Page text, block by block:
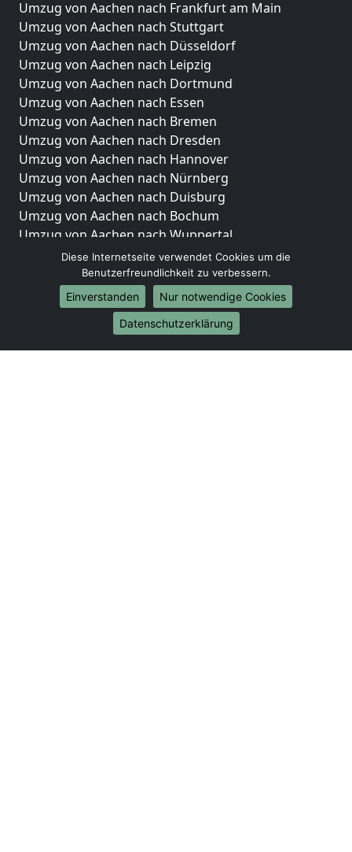
Umzug von Aachen nach Frankfurt am Main
Umzug von Aachen nach Stuttgart
Umzug von Aachen nach Düsseldorf
Umzug von Aachen nach Leipzig
Umzug von Aachen nach Dortmund
Umzug von Aachen nach Essen
Umzug von Aachen nach Bremen
Umzug von Aachen nach Dresden
Umzug von Aachen nach Hannover
Umzug von Aachen nach Nürnberg
Umzug von Aachen nach Duisburg
Umzug von Aachen nach Bochum
Umzug von Aachen nach Wuppertal
Umzug von Aachen nach Bielefeld
Umzug von Aachen nach Bonn
Umzug von Aachen nach Münster
Internationale-Umzüge
Umzug von Aachen nach Brasilien
Diese Internetseite verwendet Cookies um die
Benutzerfreundlichkeit zu verbessern.
Einverstanden
Nur notwendige Cookies
Datenschutzerklärung